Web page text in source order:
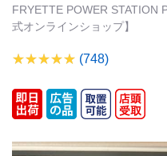
FRYETTE POWER STATION
式オンラインショップ】
(748)